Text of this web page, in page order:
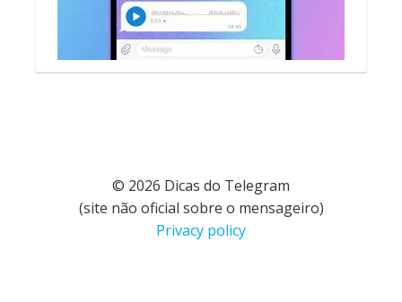
© 2026 Dicas do Telegram
(site não oficial sobre o mensageiro)
Privacy policy